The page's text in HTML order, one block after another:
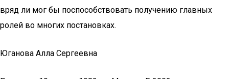
вряд ли мог бы поспособствовать получению главных
ролей во многих постановках.
Юганова Алла Сергеевна